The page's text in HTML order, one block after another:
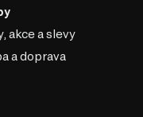
která zajišťuje dobrou
pro lakování, laminaci
originálních
akce a slevy
a doprava